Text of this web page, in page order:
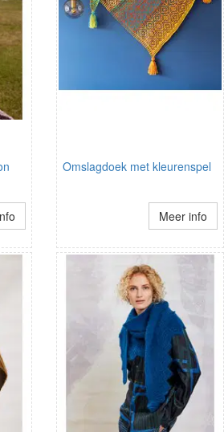
Omslagdoek met kleurenspel
Meer info